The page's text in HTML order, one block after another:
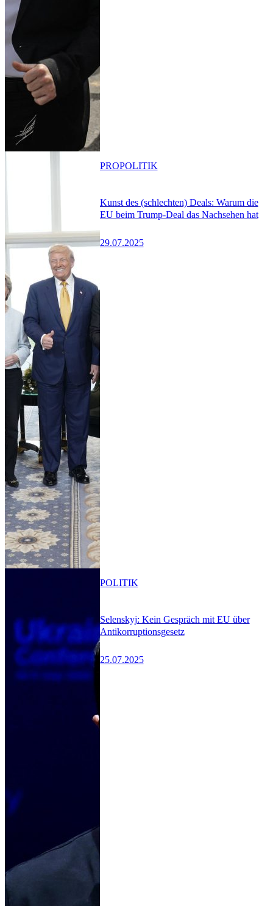
Kunst des (schlechten) Deals: Warum die
EU beim Trump-Deal das Nachsehen hat
29.07.2025
PROPOLITIK
Selenskyj: Kein Gespräch mit EU über
Antikorruptionsgesetz
25.07.2025
POLITIK